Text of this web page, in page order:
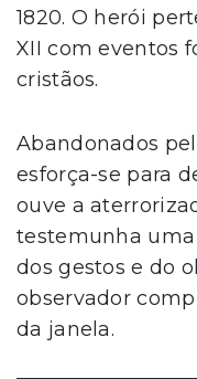
1820. O herói
XII com eventos
cristãos.
Abandonados
esforça-se para
ouve a
testemunha
dos gestos e do
observador
da janela.